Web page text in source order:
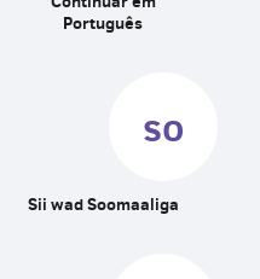
Português
so
Sii wad Soomaaliga